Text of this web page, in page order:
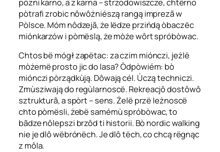
pòtrafi zrobic nôwôżniészą rangą imprezã w
Pòlsce. Móm nôdzejã, że lëdze przińdą òbaczëc
miónkarzów i pòmëslą, że mòże wôrt spróbòwac.
Chtos bë mógł zapëtac: za czim miónczi, jeżlë
mòżemë prosto jic do lasa? Òdpòwiém: bò
miónczi pòrządkùją. Dôwają cél. Ùczą techniczi.
Zmùsziwają do regùlarnoscë. Rekreacjô dostôwô
sztrukturã, a spòrt – sens. Żelë przë leżnoscë
chto pòmësli, żebë samémù spróbòwac, to
bãdze nôlepszi brzôd ti historii. Bò nordic walking
nie je dlô wëbrónëch. Je dlô tëch, co chcą rëgnąc
z môla.